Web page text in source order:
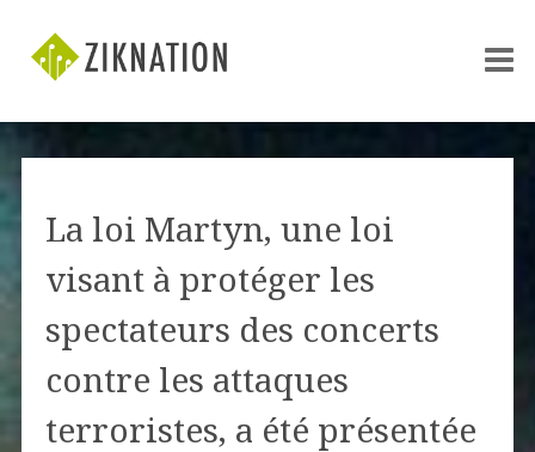
La loi Martyn, une loi
visant à protéger les
spectateurs des concerts
contre les attaques
terroristes, a été présentée